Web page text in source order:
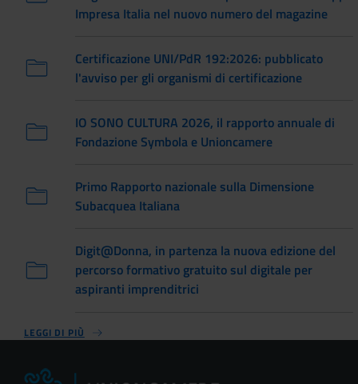
Impresa Italia nel nuovo numero del magazine
Certificazione UNI/PdR 192:2026: pubblicato
l'avviso per gli organismi di certificazione
IO SONO CULTURA 2026, il rapporto annuale di
Fondazione Symbola e Unioncamere
Primo Rapporto nazionale sulla Dimensione
Subacquea Italiana
Digit@Donna, in partenza la nuova edizione del
percorso formativo gratuito sul digitale per
aspiranti imprenditrici
LEGGI DI PIÙ